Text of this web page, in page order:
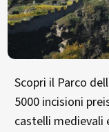
Scopri il Parco
5000 incisioni
castelli medievali